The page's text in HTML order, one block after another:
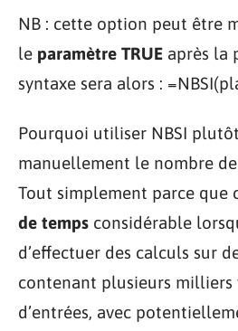
NB : cette option peut être
le paramètre TRUE après la
syntaxe sera alors :
Pourquoi utiliser NBSI
manuellement le nombre
Tout simplement parce que
de temps considérable
d’effectuer des calculs sur
contenant plusieurs milliers
d’entrées, avec